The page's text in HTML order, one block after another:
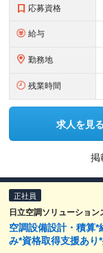
応募資格
給与
勤務地
残業時間
求人を見る
掲
正社員
日立空調ソリューション
空調設備設計・積算
み*資格取得支援あり